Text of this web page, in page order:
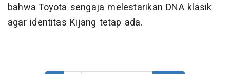
bahwa Toyota sengaja melestarikan DNA klasik
agar identitas Kijang tetap ada.